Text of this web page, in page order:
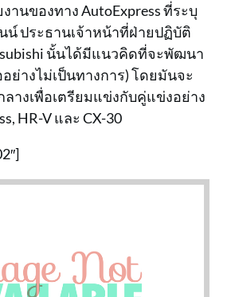
านของทาง AutoExpress ที่ระบุ
น์ ประธานเจ้าหน้าที่ฝ่ายปฏิบัติ
นั้นได้มีแนวคิดที่จะพัฒนา
อย่างไม่เป็นทางการ) โดยมันจะ
ลางเพื่อเตรียมแข่งกับคู่แข่งอย่าง
HR-V และ CX-30